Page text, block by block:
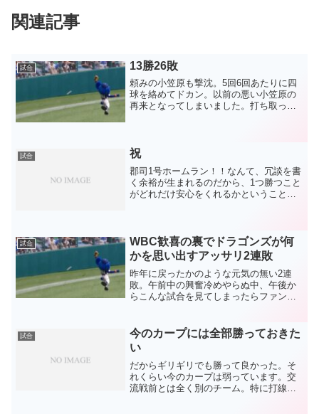
関連記事
試合 13勝26敗
頼みの小笠原も撃沈。5回6回あたりに四
球を絡めてドカン。以前の悪い小笠原の
再来となってしまいました。打ち取った
う苦しい展開。その苦し...
試合 祝
郡司1号ホームラン！！なんて、冗談を書
く余裕が生まれるのだから、1つ勝つこと
がどれだけ安心をくれるかということ。
すればよかった(笑)そ...
試合
WBC歓喜の裏でドラゴンズが何
かを思い出すアッサリ2連敗
昨年に戻ったかのような元気の無い2連
敗。午前中の興奮冷めやらぬ中、午後か
らこんな試合を見てしまったらファンが
に福永、カリステ。結局、他は昨年と同
じメンバーに落ち着いてしま...
試合
今のカープには全部勝っておきた
い
だからギリギリでも勝って良かった。そ
れくらい今のカープは弱っています。交
流戦前とは全く別のチーム。特に打線が